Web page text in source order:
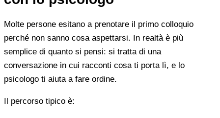
Molte persone esitano a prenotare il primo colloquio
perché non sanno cosa aspettarsi. In realtà è più
semplice di quanto si pensi: si tratta di una
conversazione in cui racconti cosa ti porta lì, e lo
psicologo ti aiuta a fare ordine.
Il percorso tipico è: